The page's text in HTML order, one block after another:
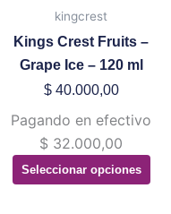
kingcrest
Kings Crest Fruits –
Grape Ice – 120 ml
$40.000,00
Pagando en efectivo
$ 32.000,00
Seleccionar opciones
variantes.
Las
opciones
se
elegir
en
la